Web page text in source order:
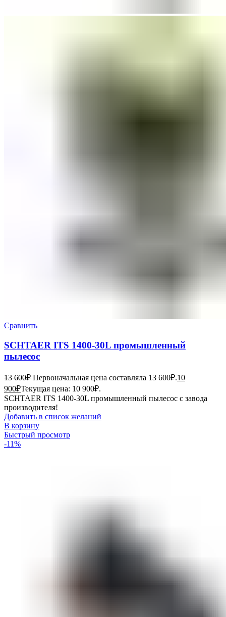
Сравнить
SCHTAER ITS 1400-30L промышленный
пылесос
13 600₽ Первоначальная цена составляла 13 600₽.10
900₽Текущая цена: 10 900₽.
SCHTAER ITS 1400-30L промышленный пылесос с завода
производителя!
Добавить в список желаний
В корзину
Быстрый просмотр
-11%